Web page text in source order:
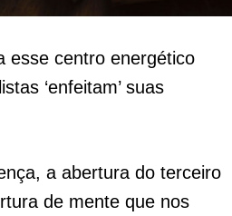
esse centro energético
‘enfeitam’ suas
a abertura do terceiro
de mente que nos